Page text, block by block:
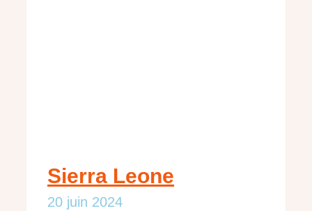
Sierra Leone
20 juin 2024